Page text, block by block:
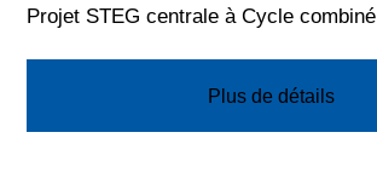
Projet STEG centrale à Cycle combiné
Plus de détails